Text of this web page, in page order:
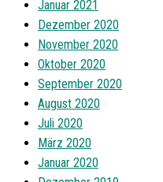
Januar 2021
Dezember 2020
November 2020
Oktober 2020
September 2020
August 2020
Juli 2020
März 2020
Januar 2020